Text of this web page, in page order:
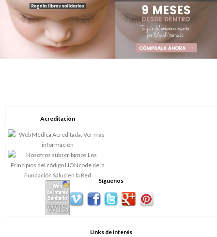
Acreditación
Síguenos
Links de interés